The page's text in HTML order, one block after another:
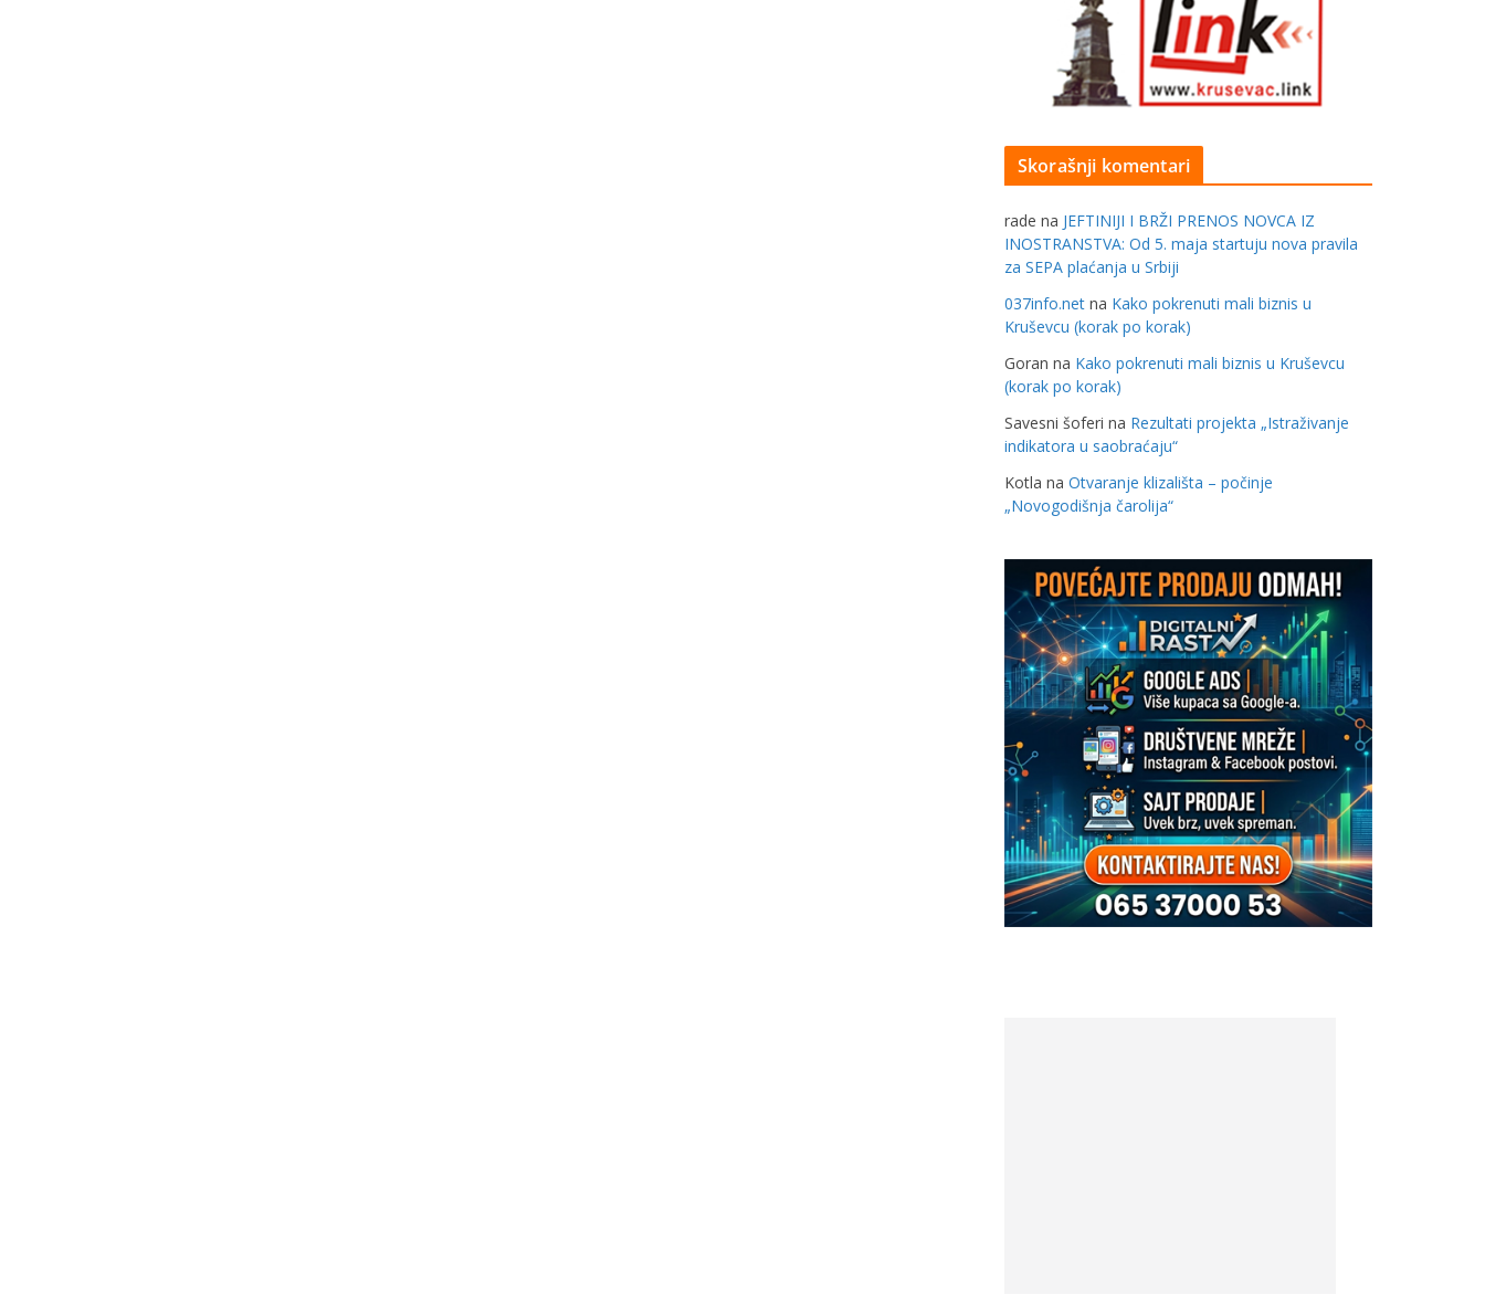
Skorašnji komentari
rade na JEFTINIJI I BRŽI PRENOS NOVCA IZ
INOSTRANSTVA: Od 5. maja startuju nova pravila
za SEPA plaćanja u Srbiji
037info.net na Kako pokrenuti mali biznis u
Kruševcu (korak po korak)
Goran na Kako pokrenuti mali biznis u Kruševcu
(korak po korak)
Savesni šoferi na Rezultati projekta „Istraživanje
indikatora u saobraćaju“
Kotla na Otvaranje klizališta – počinje
„Novogodišnja čarolija“